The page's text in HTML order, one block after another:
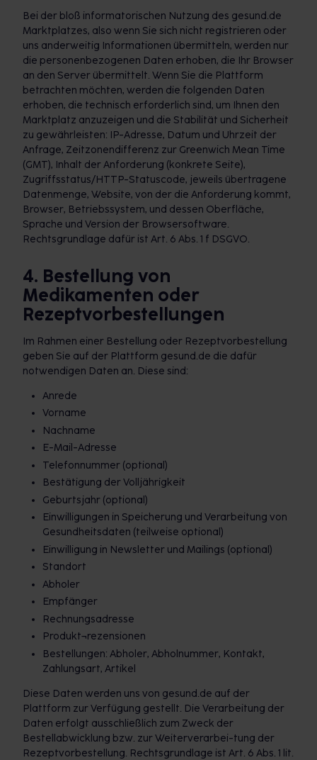
Bei der bloß informatorischen Nutzung des gesund.de
Marktplatzes, also wenn Sie sich nicht registrieren oder
uns anderweitig Informationen übermitteln, werden nur
die personenbezogenen Daten erhoben, die Ihr Browser
an den Server übermittelt. Wenn Sie die Plattform
betrachten möchten, werden die folgenden Daten
erhoben, die technisch erforderlich sind, um Ihnen den
Marktplatz anzuzeigen und die Stabilität und Sicherheit
zu gewährleisten: IP-Adresse, Datum und Uhrzeit der
Anfrage, Zeitzonendifferenz zur Greenwich Mean Time
(GMT), Inhalt der Anforderung (konkrete Seite),
Zugriffsstatus/HTTP-Statuscode, jeweils übertragene
Datenmenge, Website, von der die Anforderung kommt,
Browser, Betriebssystem, und dessen Oberfläche,
Sprache und Version der Browsersoftware.
Rechtsgrundlage dafür ist Art. 6 Abs. 1 f DSGVO.
4. Bestellung von
Medikamenten oder
Rezeptvorbestellungen
Im Rahmen einer Bestellung oder Rezeptvorbestellung
geben Sie auf der Plattform gesund.de die dafür
notwendigen Daten an. Diese sind:
Anrede
Vorname
Nachname
E-Mail-Adresse
Telefonnummer (optional)
Bestätigung der Volljährigkeit
Geburtsjahr (optional)
Einwilligungen in Speicherung und Verarbeitung von
Gesundheitsdaten (teilweise optional)
Einwilligung in Newsletter und Mailings (optional)
Standort
Abholer
Empfänger
Rechnungsadresse
Produkt¬rezensionen
Bestellungen: Abholer, Abholnummer, Kontakt,
Zahlungsart, Artikel
Diese Daten werden uns von gesund.de auf der
Plattform zur Verfügung gestellt. Die Verarbeitung der
Daten erfolgt ausschließlich zum Zweck der
Bestellabwicklung bzw. zur Weiterverarbei-tung der
Rezeptvorbestellung. Rechtsgrundlage ist Art. 6 Abs. 1 lit.